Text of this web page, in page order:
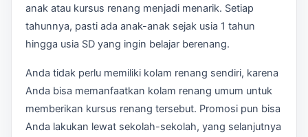
anak atau kursus renang menjadi menarik. Setiap
tahunnya, pasti ada anak-anak sejak usia 1 tahun
hingga usia SD yang ingin belajar berenang.
Anda tidak perlu memiliki kolam renang sendiri, karena
Anda bisa memanfaatkan kolam renang umum untuk
memberikan kursus renang tersebut. Promosi pun bisa
Anda lakukan lewat sekolah-sekolah, yang selanjutnya